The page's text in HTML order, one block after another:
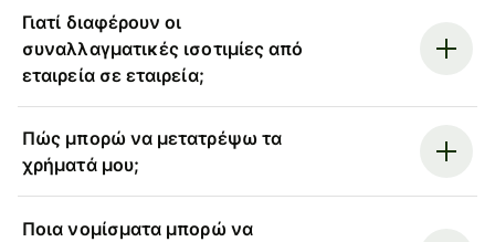
Γιατί διαφέρουν οι
συναλλαγματικές ισοτιμίες από
εταιρεία σε εταιρεία;
Πώς μπορώ να μετατρέψω τα
χρήματά μου;
Ποια νομίσματα μπορώ να